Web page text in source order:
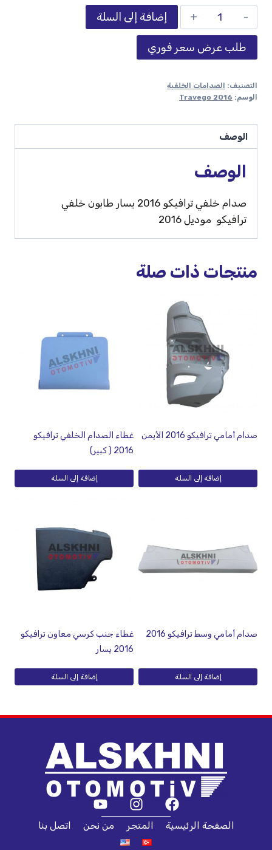
إضافة إلى السلة
طلب عرض سعر فوري
التصنيف:
الصدامات الخلفية
الوسم: Travego 2016
الوصف
الوصف
صدام خلفي ترافيكو 2016 يسار طابون خلفي
ترافيكو موديل 2016
منتجات ذات صلة
صدام أمامي ترافيكو 2016 الأيمن
إضافة إلى السلة
غطاء الصدام الخلفي ترافيكو
2016 ( كبير)
إضافة إلى السلة
صدام أمامي وسط ترافيكو 2016
إضافة إلى السلة
غطاء جنب كرسي معاون ترافيكو
2016 يسار
إضافة إلى السلة
الصفحة الرئيسية المتجر من نحن اتصل بنا